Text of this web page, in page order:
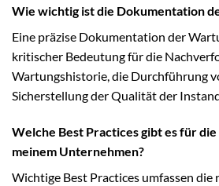
Wie wichtig ist die Dokumentation
Eine präzise Dokumentation der
kritischer Bedeutung für die
Wartungshistorie, die Durchführung
Sicherstellung der Qualität der
Welche Best Practices gibt es für
meinem Unternehmen?
Wichtige Best Practices umfassen die